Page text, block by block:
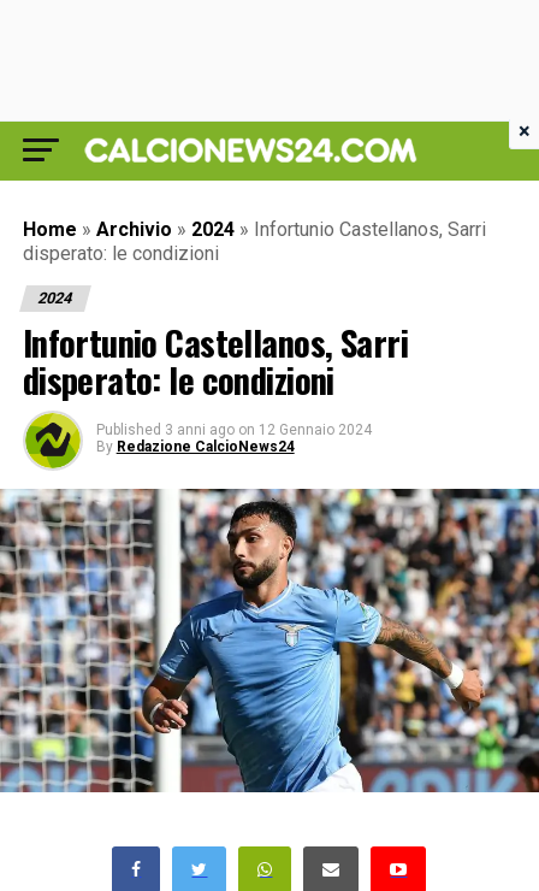
Home » Archivio » 2024 » Infortunio Castellanos, Sarri
disperato: le condizioni
2024
Infortunio Castellanos, Sarri
disperato: le condizioni
Published 3 anni ago on 12 Gennaio 2024
By Redazione CalcioNews24
×